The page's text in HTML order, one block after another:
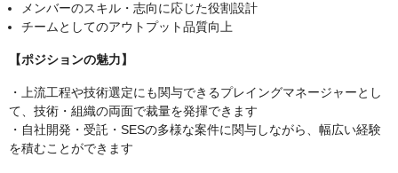
メンバーのスキル・志向に応じた役割設計
チームとしてのアウトプット品質向上
【ポジションの魅力】
・上流工程や技術選定にも関与できるプレイングマネージャーとし
て、技術・組織の両面で裁量を発揮できます
・自社開発・受託・SESの多様な案件に関与しながら、幅広い経験
を積むことができます